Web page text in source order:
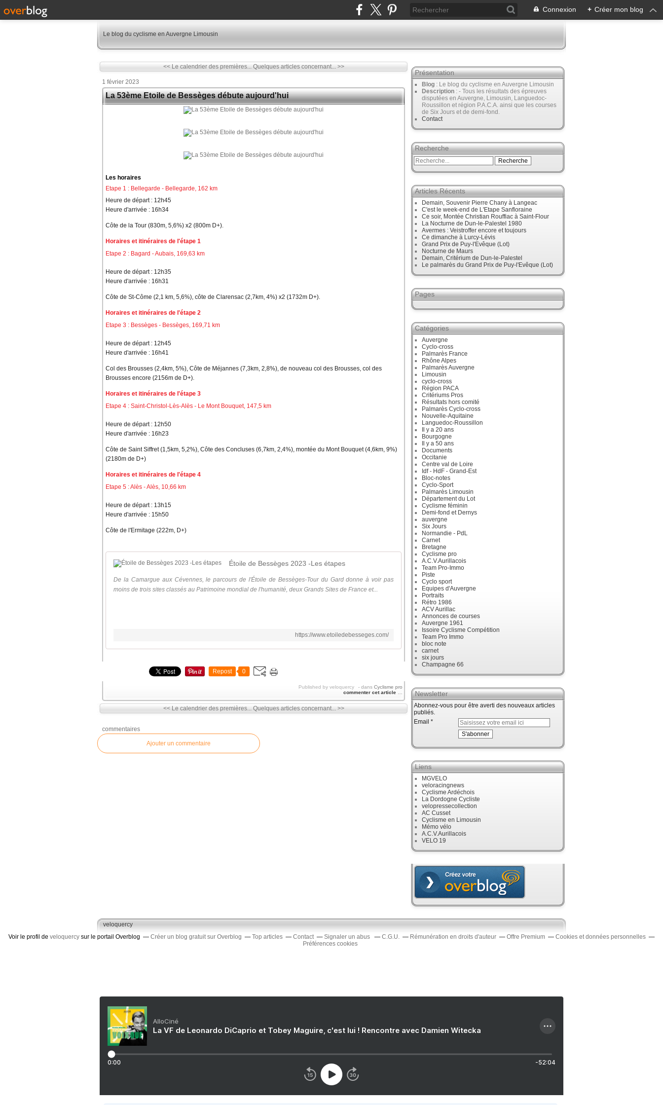
Connexion + Créer mon blog
Le blog du cyclisme en Auvergne Limousin
<< Le calendrier des premières... Quelques articles concernant... >>
1 février 2023
La 53ème Etoile de Bessèges débute aujourd'hui
Les horaires
Etape 1 : Bellegarde - Bellegarde, 162 km
Heure de départ : 12h45
Heure d'arrivée : 16h34
Côte de la Tour (830m, 5,6%) x2 (800m D+).
Horaires et itinéraires de l'étape 1
Etape 2 : Bagard - Aubais, 169,63 km
Heure de départ : 12h35
Heure d'arrivée : 16h31
Côte de St-Côme (2,1 km, 5,6%), côte de Clarensac (2,7km, 4%) x2 (1732m D+).
Horaires et itinéraires de l'étape 2
Etape 3 : Bessèges - Bessèges, 169,71 km
Heure de départ : 12h45
Heure d'arrivée : 16h41
Col des Brousses (2,4km, 5%), Côte de Méjannes (7,3km, 2,8%), de nouveau col des Brousses, col des
Brousses encore (2156m de D+).
Horaires et itinéraires de l'étape 3
Etape 4 : Saint-Christol-Lès-Alès - Le Mont Bouquet, 147,5 km
Heure de départ : 12h50
Heure d'arrivée : 16h23
Côte de Saint Siffret (1,5km, 5,2%), Côte des Concluses (6,7km, 2,4%), montée du Mont Bouquet (4,6km, 9%)
(2180m de D+)
Horaires et itinéraires de l'étape 4
Etape 5 : Alès - Alès, 10,66 km
Heure de départ : 13h15
Heure d'arrivée : 15h50
Côte de l'Ermitage (222m, D+)
Étoile de Bessèges 2023 -Les étapes
De la Camargue aux Cévennes, le parcours de l'Étoile de Bessèges-Tour du Gard donne à voir pas
moins de trois sites classés au Patrimoine mondial de l'humanité, deux Grands Sites de France et...
https://www.etoiledebesseges.com/
Repost 0
Published by veloquercy - dans Cyclisme pro
commenter cet article
<< Le calendrier des premières... Quelques articles concernant... >>
commentaires
Ajouter un commentaire
Présentation
Blog : Le blog du cyclisme en Auvergne Limousin
Description : - Tous les résultats des épreuves
disputées en Auvergne, Limousin, Languedoc-
Roussillon et région P.A.C.A. ainsi que les courses
de Six Jours et de demi-fond.
Contact
Recherche
Articles Récents
Demain, Souvenir Pierre Chany à Langeac
C'est le week-end de L'Etape Sanfloraine
Ce soir, Montée Christian Rouffiac à Saint-Flour
La Nocturne de Dun-le-Palestel 1980
Avermes : Veistroffer encore et toujours
Ce dimanche à Lurcy-Lévis
Grand Prix de Puy-l'Evêque (Lot)
Nocturne de Maurs
Demain, Critérium de Dun-le-Palestel
Le palmarès du Grand Prix de Puy-l'Evêque (Lot)
Pages
Catégories
Auvergne
Cyclo-cross
Palmarès France
Rhône Alpes
Palmarès Auvergne
Limousin
cyclo-cross
Région PACA
Critériums Pros
Résultats hors comité
Palmarès Cyclo-cross
Nouvelle-Aquitaine
Languedoc-Roussillon
Il y a 20 ans
Bourgogne
Il y a 50 ans
Documents
Occitanie
Centre val de Loire
Idf - HdF - Grand-Est
Bloc-notes
Cyclo-Sport
Palmarès Limousin
Département du Lot
Cyclisme féminin
Demi-fond et Dernys
auvergne
Six Jours
Normandie - PdL
Carnet
Bretagne
Cyclisme pro
A.C.V.Aurillacois
Team Pro-Immo
Piste
Cyclo sport
Equipes d'Auvergne
Portraits
Rétro 1986
ACV Aurillac
Annonces de courses
Auvergne 1961
Issoire Cyclisme Compétition
Team Pro Immo
bloc note
carnet
six jours
Champagne 66
Newsletter
Abonnez-vous pour être averti des nouveaux articles
publiés.
Email
Liens
MGVELO
veloracingnews
Cyclisme Ardéchois
La Dordogne Cycliste
velopressecollection
AC Cusset
Cyclisme en Limousin
Mémo vélo
A.C.V.Aurillacois
VELO 19
veloquercy
Voir le profil de veloquercy sur le portail Overblog Créer un blog gratuit sur Overblog Top articles Contact Signaler un abus C.G.U. Rémunération en droits d'auteur Offre Premium
Cookies et données personnelles
Préférences cookies
AlloCiné
La VF de Leonardo DiCaprio et Tobey Maguire, c'est lui ! Rencontre avec Damien Witecka
0:00 -52:04